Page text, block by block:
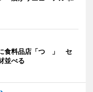
食料品店「つゝ」 セ
並べる